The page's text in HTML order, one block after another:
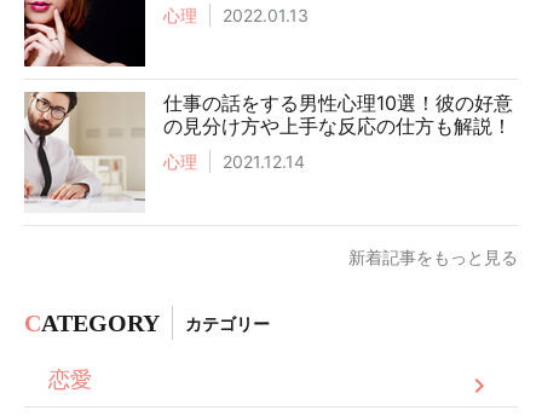
心理 2022.01.13
仕事の話をする男性心理10選！彼の好意
の見分け方や上手な反応の仕方も解説！
心理 2021.12.14
新着記事をもっと見る
CATEGORY カテゴリー
恋愛